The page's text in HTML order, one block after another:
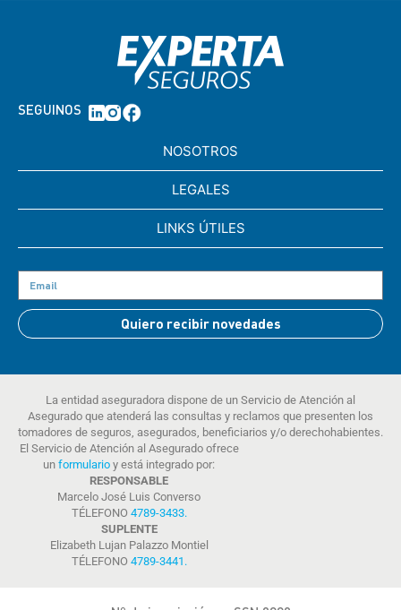
SEGUINOS
NOSOTROS
LEGALES
LINKS ÚTILES
Quiero recibir novedades
La entidad aseguradora dispone de un Servicio de Atención al
Asegurado que atenderá las consultas y reclamos que presenten los
tomadores de seguros, asegurados, beneficiarios y/o derechohabientes.
El Servicio de Atención al Asegurado ofrece
un formulario y está integrado por:
RESPONSABLE
Marcelo José Luis Converso
TÉLEFONO 4789-3433.
SUPLENTE
Elizabeth Lujan Palazzo Montiel
TÉLEFONO 4789-3441 .